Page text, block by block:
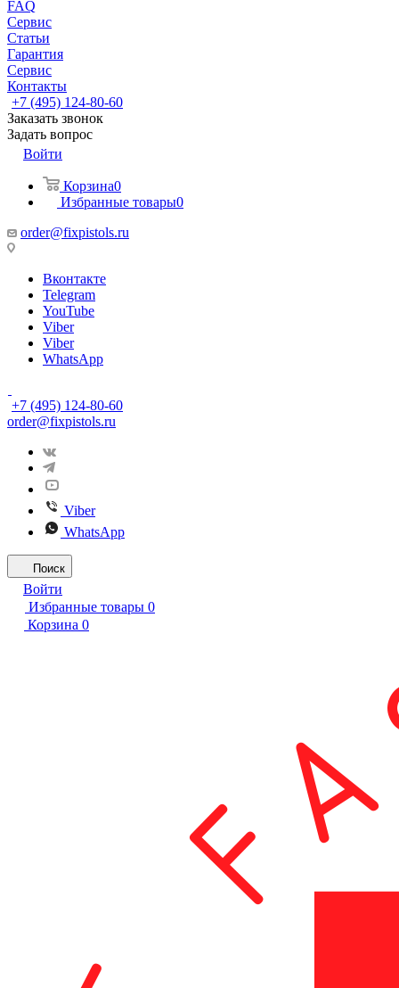
FAQ
Сервис
Статьи
Гарантия
Сервис
Контакты
+7 (495) 124-80-60
Заказать звонок
Задать вопрос
Войти
Корзина0
Избранные товары0
order@fixpistols.ru
Вконтакте
Telegram
YouTube
Viber
Viber
WhatsApp
+7 (495) 124-80-60
order@fixpistols.ru
Viber
WhatsApp
Поиск
Войти
Избранные товары 0
Корзина 0